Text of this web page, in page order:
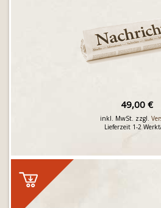
49,00 €
inkl. MwSt. zzgl.
Lieferzeit 1-2